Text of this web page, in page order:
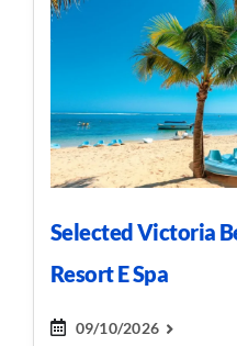
Selected Victoria
Resort E Spa
09/10/2026